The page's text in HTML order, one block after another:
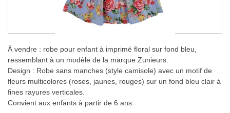
À vendre : robe pour enfant à imprimé floral sur fond bleu,
ressemblant à un modèle de la marque Zunieurs.
Design : Robe sans manches (style camisole) avec un motif de
fleurs multicolores (roses, jaunes, rouges) sur un fond bleu clair à
fines rayures verticales.
Convient aux enfants à partir de 6 ans.